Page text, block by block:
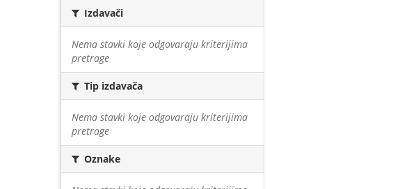
Izdavači
Nema stavki koje odgovaraju kriterijima
pretrage
Tip izdavača
Nema stavki koje odgovaraju kriterijima
pretrage
Oznake